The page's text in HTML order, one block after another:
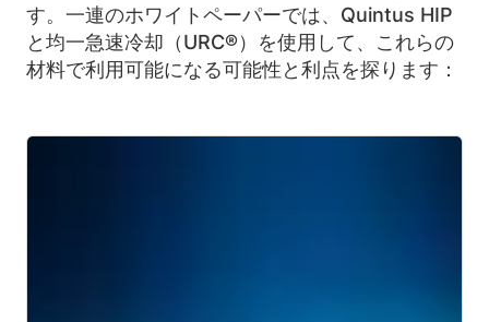
す。一連のホワイトペーパーでは、Quintus HIP
と均一急速冷却（URC®）を使用して、これらの
材料で利用可能になる可能性と利点を探ります：